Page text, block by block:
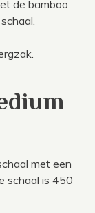
de bamboo
met een
schaal is 450